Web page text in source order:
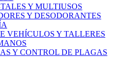
Y MULTIUSOS
Y DESODORANTES
VEHÍCULOS Y TALLERES
Y CONTROL DE PLAGAS